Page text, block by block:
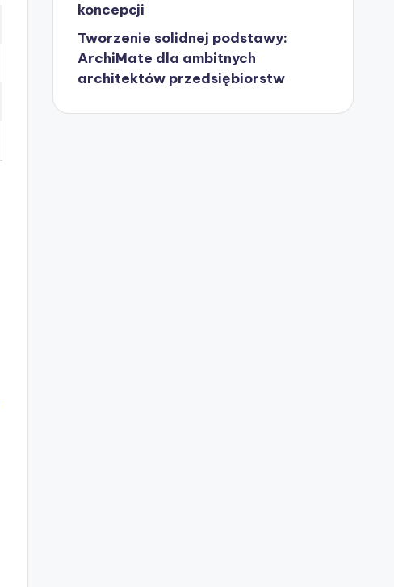
koncepcji
Tworzenie solidnej podstawy:
ArchiMate dla ambitnych
architektów przedsiębiorstw